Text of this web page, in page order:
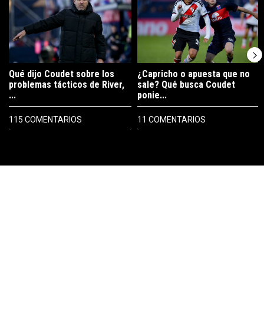
Qué dijo Coudet sobre los
problemas tácticos de River,
...
115 COMENTARIOS
¿Capricho o apuesta que no
sale? Qué busca Coudet
ponie...
11 COMENTARIOS